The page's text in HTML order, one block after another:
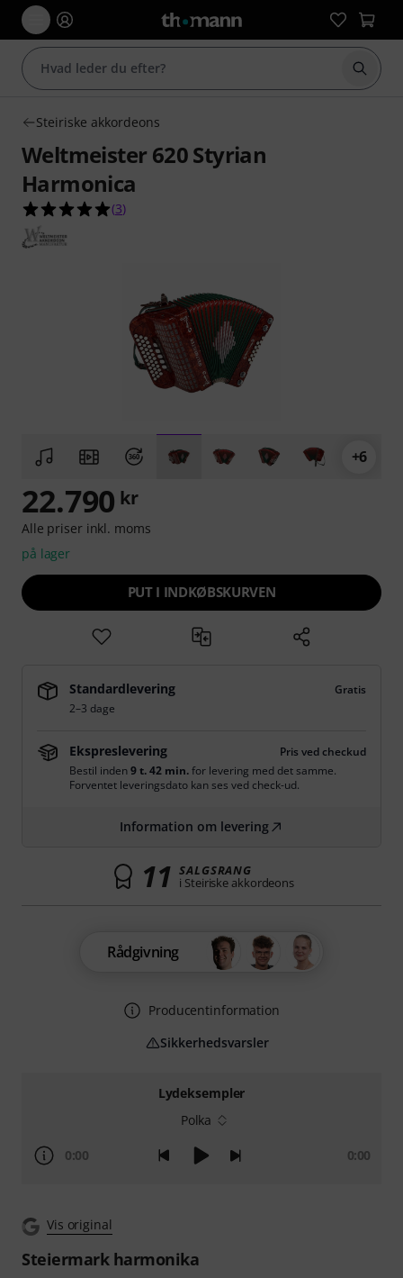
Start
Steiriske akkordeons
Weltmeister 620 Styrian
Harmonica
5.0 ud af 5 stjerner fra 3 kundebedømmelser
(3)
+6
Lydeksempler
Polka
0:00 0:00
Vis original
Steiermark harmonika
22.790 kr
Alle priser inkl. moms
på lager
PUT I INDKØBSKURVEN
Standardlevering
Gratis
2–3 dage
Ekspreslevering
Pris ved checkud
Bestil inden9 t. 42 min.for levering med det samme.
Forventet leveringsdato kan ses ved check-ud.
Information om levering
11 SALGSRANG
i Steiriske akkordeons
Rådgivning
Producentinformation
Sikkerhedsvarsler